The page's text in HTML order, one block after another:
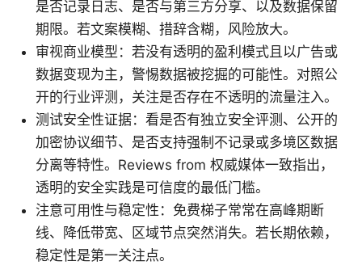
是否记录日志、是否与第三方分享、以及数据保留
期限。若文案模糊、措辞含糊，风险放大。
审视商业模型：若没有透明的盈利模式且以广告或
数据变现为主，警惕数据被挖掘的可能性。对照公
开的行业评测，关注是否存在不透明的流量注入。
测试安全性证据：看是否有独立安全评测、公开的
加密协议细节、是否支持强制不记录或多境区数据
分离等特性。Reviews from 权威媒体一致指出，
透明的安全实践是可信度的最低门槛。
注意可用性与稳定性：免费梯子常常在高峰期断
线、降低带宽、区域节点突然消失。若长期依赖，
稳定性是第一关注点。